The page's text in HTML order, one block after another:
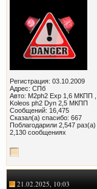
Регистрация: 03.10.2009
Адрес: СПб
Авто: M2ph2 Exp 1,6 МКПП ,
Koleos ph2 Dyn 2,5 МКПП
Сообщений: 16,475
Сказал(а) спасибо: 667
Поблагодарили 2,547 раз(а)
2,130 сообщениях
21.02.2025, 10:03